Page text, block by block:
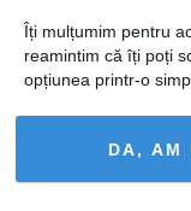
Îți mulțumim pentru
reamintim că îți poți
opțiunea printr-o
DA, AM